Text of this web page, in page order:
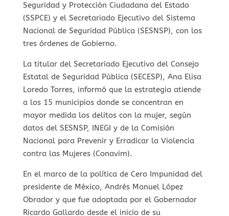
Seguridad y Protección Ciudadana del Estado
(SSPCE) y el Secretariado Ejecutivo del Sistema
Nacional de Seguridad Pública (SESNSP), con los
tres órdenes de Gobierno.
La titular del Secretariado Ejecutivo del Consejo
Estatal de Seguridad Pública (SECESP), Ana Elisa
Loredo Torres, informó que la estrategia atiende
a los 15 municipios donde se concentran en
mayor medida los delitos con la mujer, según
datos del SESNSP, INEGI y de la Comisión
Nacional para Prevenir y Erradicar la Violencia
contra las Mujeres (Conavim).
En el marco de la política de Cero Impunidad del
presidente de México, Andrés Manuel López
Obrador y que fue adoptada por el Gobernador
Ricardo Gallardo desde el inicio de su